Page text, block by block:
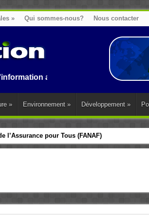
» Qui sommes-nous? Nous contacter
au Benin, en Afrique et dans le monde.
» Environnement » Développement »
l’Assurance pour Tous (FANAF)
perspectives de développement de l’Afrique